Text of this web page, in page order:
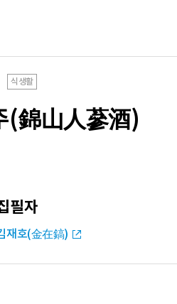
식생활
(錦山人蔘酒)
필자
재호(金在鎬)